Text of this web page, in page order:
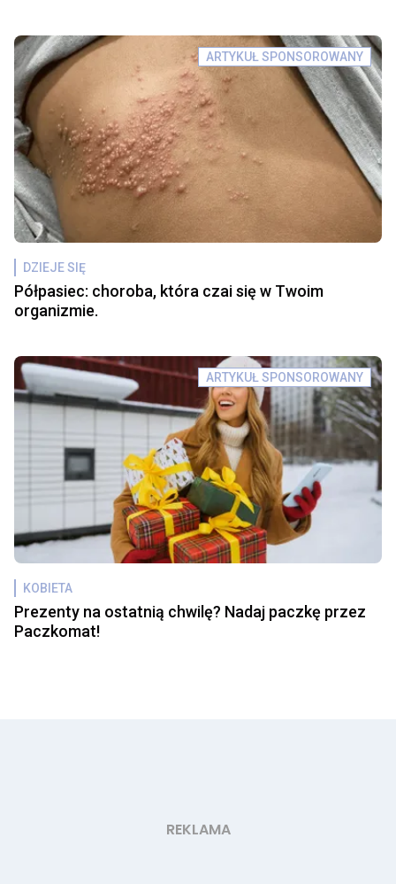
ARTYKUŁ SPONSOROWANY
DZIEJE SIĘ
Półpasiec: choroba, która czai się w Twoim
organizmie.
ARTYKUŁ SPONSOROWANY
KOBIETA
Prezenty na ostatnią chwilę? Nadaj paczkę przez
Paczkomat!